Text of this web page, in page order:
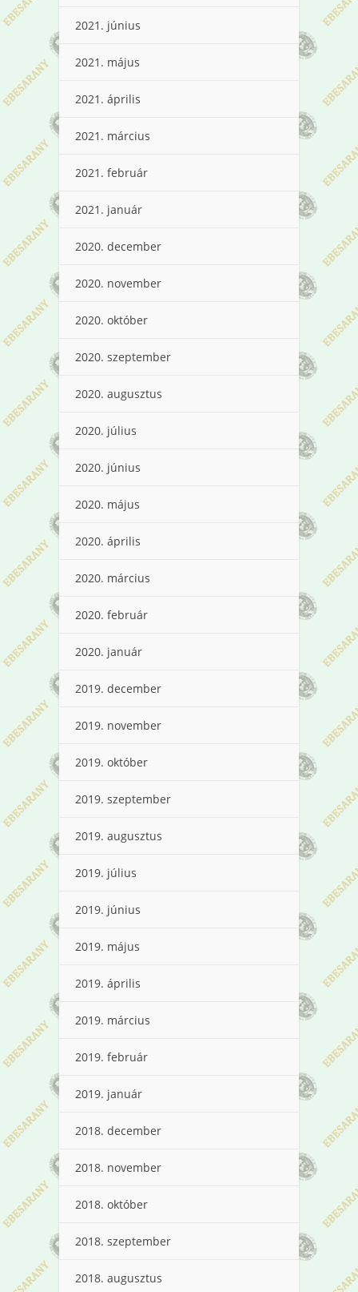
2021. június
2021. május
2021. április
2021. március
2021. február
2021. január
2020. december
2020. november
2020. október
2020. szeptember
2020. augusztus
2020. július
2020. június
2020. május
2020. április
2020. március
2020. február
2020. január
2019. december
2019. november
2019. október
2019. szeptember
2019. augusztus
2019. július
2019. június
2019. május
2019. április
2019. március
2019. február
2019. január
2018. december
2018. november
2018. október
2018. szeptember
2018. augusztus